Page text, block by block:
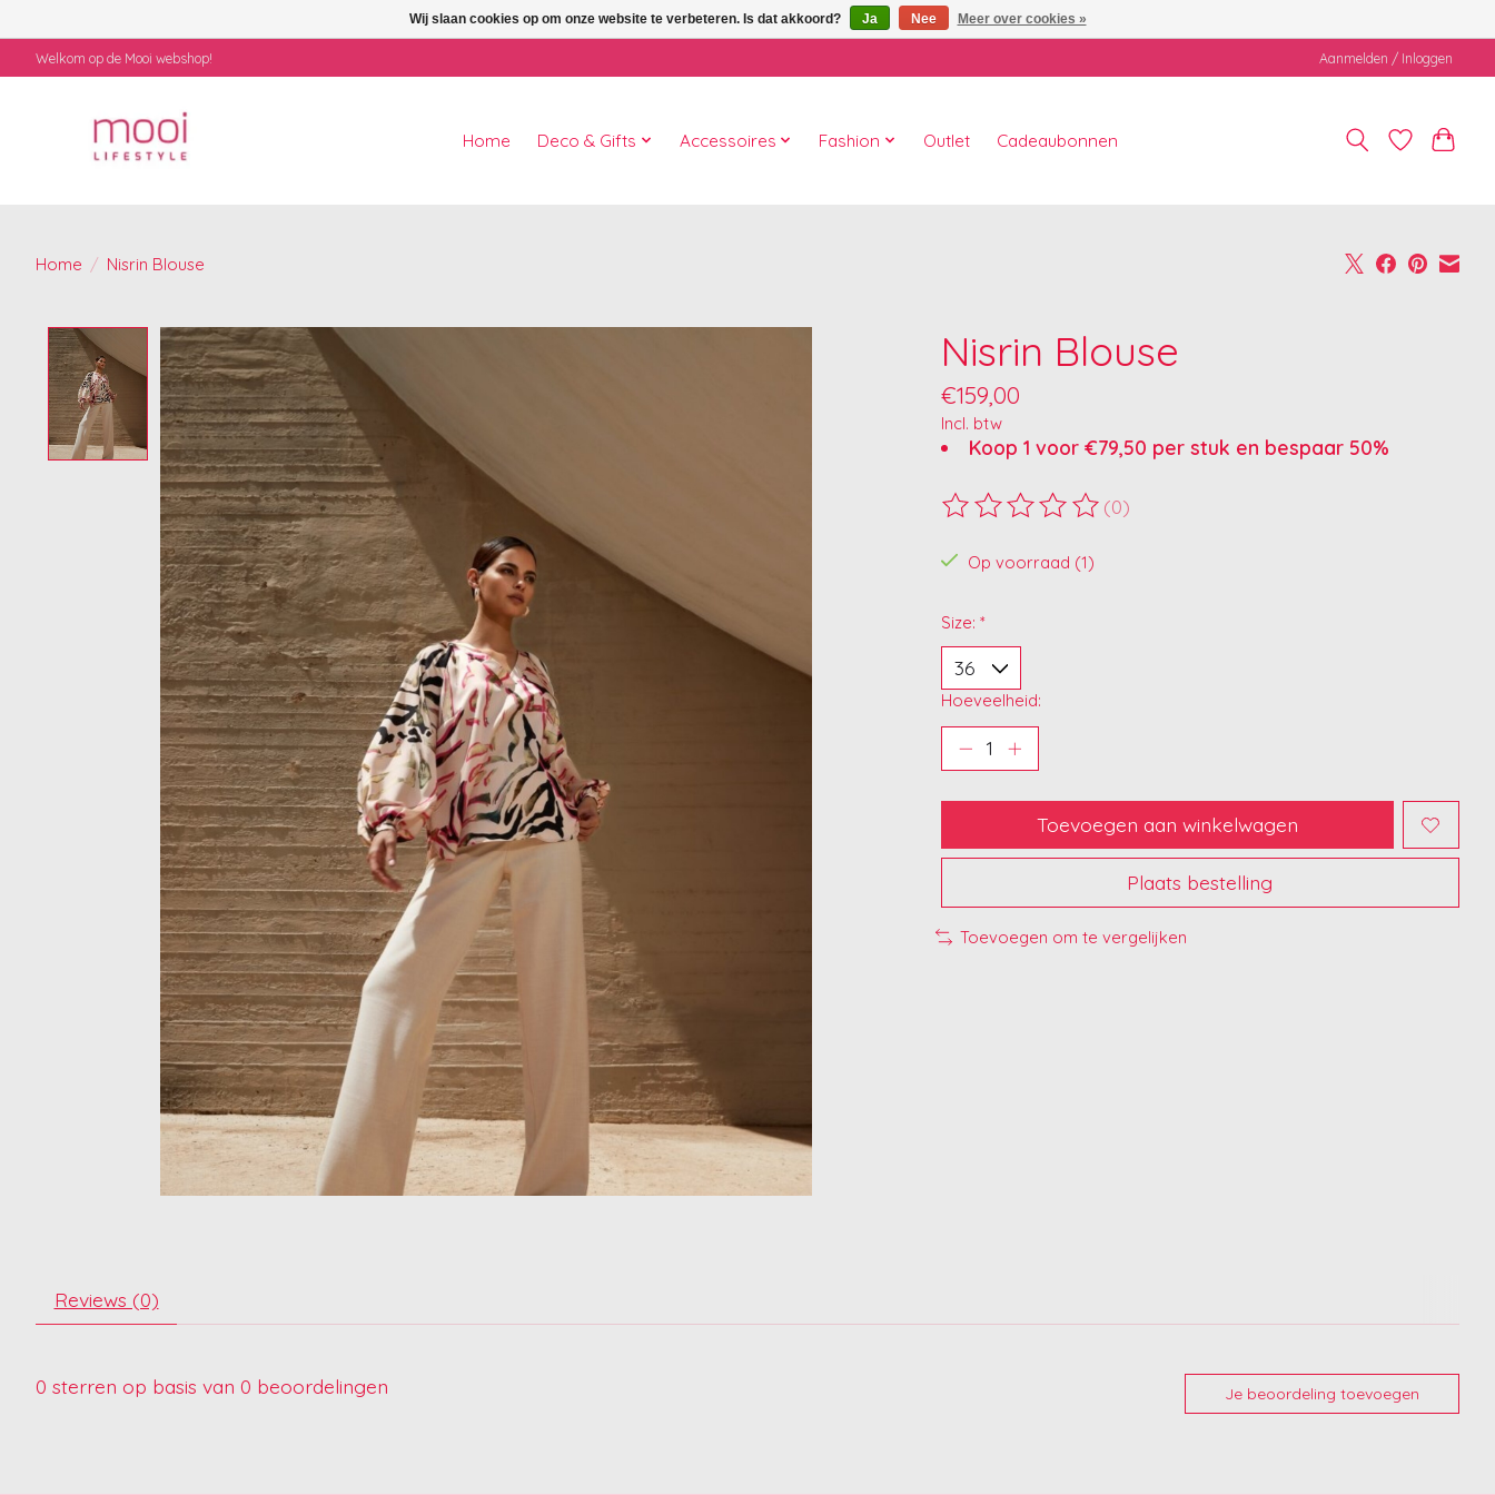
Welkom op de Mooi webshop! Aanmelden / Inloggen
Home Deco & Gifts Accessoires Fashion Outlet Cadeaubonnen
Home / Nisrin Blouse
Product image slideshow Items Nisrin Blouse
€159,00
Incl. btw
Koop 1 voor €79,50 per stuk en bespaar 50%
De beoordeling van dit product is
(0)
Op voorraad (1)
Size: *
Hoeveelheid:
Toevoegen aan winkelwagen
Plaats bestelling
Toevoegen om te vergelijken
Reviews (0)
0 sterren op basis van 0 beoordelingen Je beoordeling toevoegen
Wij slaan cookies op om onze website te verbeteren. Is dat akkoord? Ja Nee Meer over cookies »